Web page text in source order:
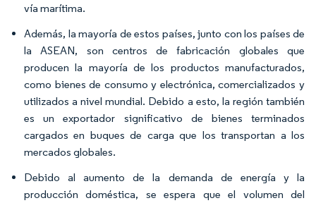
vía marítima.
Además, la mayoría de estos países, junto con los países de
la ASEAN, son centros de fabricación globales que
producen la mayoría de los productos manufacturados,
como bienes de consumo y electrónica, comercializados y
utilizados a nivel mundial. Debido a esto, la región también
es un exportador significativo de bienes terminados
cargados en buques de carga que los transportan a los
mercados globales.
Debido al aumento de la demanda de energía y la
producción doméstica, se espera que el volumen del